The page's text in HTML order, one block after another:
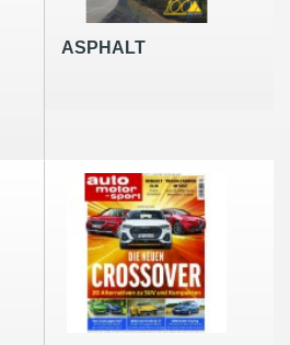
ASPHALT